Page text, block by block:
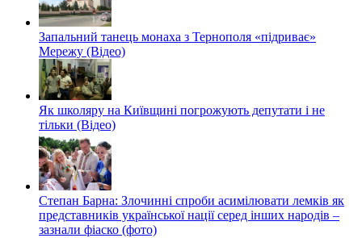
Запальний танець монаха з Тернополя «підриває»
Мережу (Відео)
Як школяру на Київщині погрожують депутати і не
тільки (Відео)
Степан Барна: Злочинні спроби асимілювати лемків як
представників української нації серед інших народів –
зазнали фіаско (фото)